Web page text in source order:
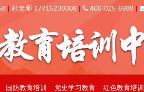
| 杜老师 17715238008 | 400-025-6988 |
国防教育培训 党史学习教育 红色教育培训